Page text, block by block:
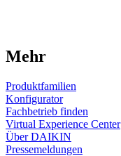
Mehr
Produktfamilien
Konfigurator
Fachbetrieb finden
Virtual Experience Center
Über DAIKIN
Pressemeldungen